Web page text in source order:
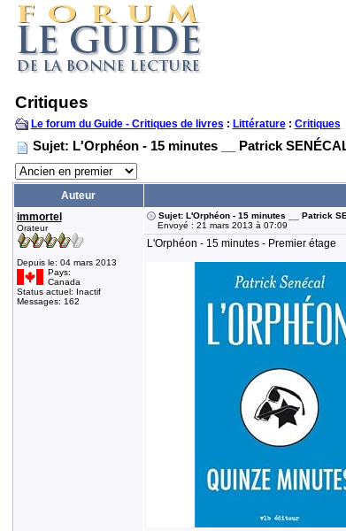
Critiques
Le forum du Guide - Critiques de livres : Littérature: Critiques
Sujet: L'Orphéon - 15 minutes __ Patrick
Auteur
immortel
Orateur
Depuis le: 04 mars 2013
Pays:
Canada
Status actuel: Inactif
Messages: 162
Sujet: L'Orphéon - 15 minutes __ Patrick
Envoyé : 21 mars 2013 à 07:09
L'Orphéon - 15 minutes - Premier étage